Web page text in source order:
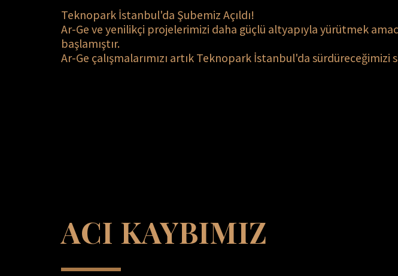
Teknopark İstanbul'da Şubemiz Açıldı!
Ar-Ge ve yenilikçi projelerimizi daha güçlü altyapıyla yürütmek
başlamıştır.
Ar-Ge çalışmalarımızı artık Teknopark İstanbul'da
ACI KAYBIMIZ